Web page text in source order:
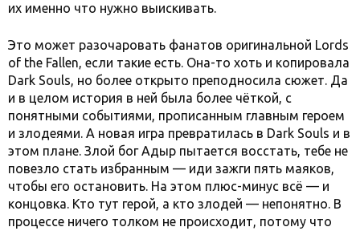
их именно что нужно выискивать.
Это может разочаровать фанатов оригинальной Lords
of the Fallen, если такие есть. Она-то хоть и копировала
Dark Souls, но более открыто преподносила сюжет. Да
и в целом история в ней была более чёткой, с
понятными событиями, прописанным главным героем
и злодеями. А новая игра превратилась в Dark Souls и в
этом плане. Злой бог Адыр пытается восстать, тебе не
повезло стать избранным — иди зажги пять маяков,
чтобы его остановить. На этом плюс-минус всё — и
концовка. Кто тут герой, а кто злодей — непонятно. В
процессе ничего толком не происходит, потому что